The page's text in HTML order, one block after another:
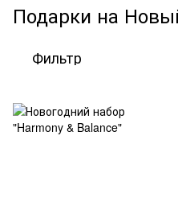
Подарки на
Фильтр